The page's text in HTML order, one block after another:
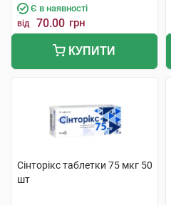
Є в наявності
від 70.00 грн
КУПИТИ
Сінторікс таблетки 75 мкг 50
шт